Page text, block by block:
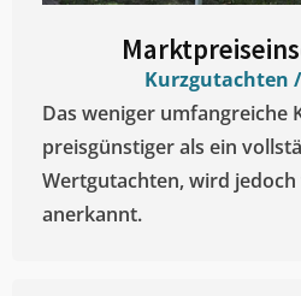
Kurzgutachten
Das weniger umfangreiche
preisgünstiger als ein
Wertgutachten, wird
anerkannt.